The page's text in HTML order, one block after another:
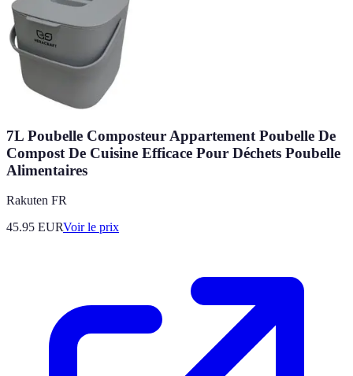
7L Poubelle Composteur Appartement Poubelle De
Compost De Cuisine Efficace Pour Déchets Poubelle
Alimentaires
Rakuten FR
45.95 EURVoir le prix